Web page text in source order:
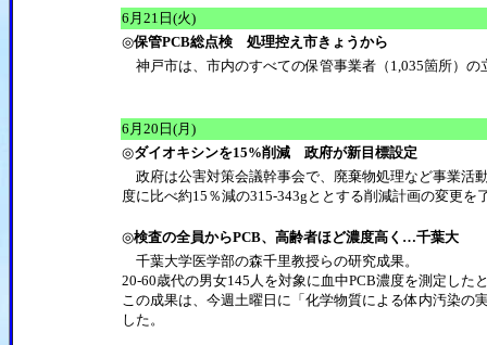
6月21日(火)
◎保管PCB総点検 処理控え市きょうから
神戸市は、市内のすべての保管事業者（1,035箇所）の
6月20日(月)
◎ダイオキシンを15%削減 政府が新目標設定
政府は公害対策会議幹事会で、廃棄物処理など事業活
度に比べ約15％減の315-343gととする削減計画の変更を
◎検査の全員からPCB、高齢者ほど濃度高く…千葉大
千葉大学医学部の森千里教授らの研究成果。
20-60歳代の男女145人を対象に血中PCB濃度を測定した
この成果は、今週土曜日に「化学物質による体内汚染の
した。